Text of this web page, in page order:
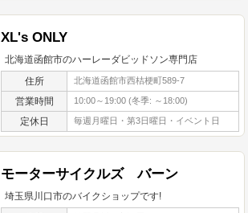
XL's ONLY
北海道函館市のハーレーダビッドソン専門店
住所 北海道函館市西桔梗町589-7
営業時間 10:00～19:00 (冬季: ～18:00)
定休日 毎週月曜日・第3日曜日・イベント日
モーターサイクルズ バーン
埼玉県川口市のバイクショップです!